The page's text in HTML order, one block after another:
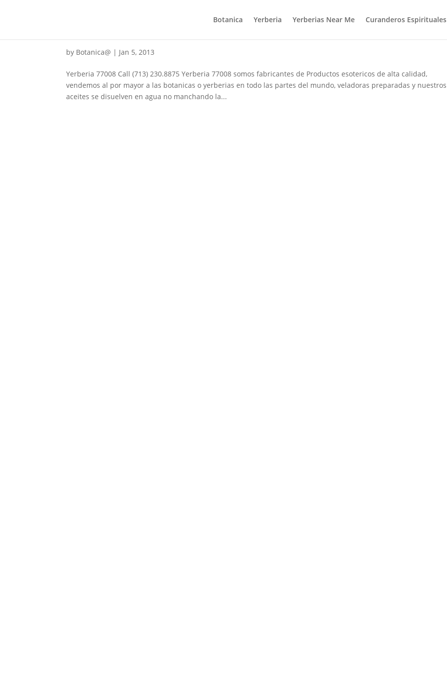
Botanica Yerberia Yerberias Near Me Curanderos Espirituales
Yerberia 77008
by Botanica@ | Jan 5, 2013
Yerberia 77008 Call (713) 230.8875 Yerberia 77008 somos fabricantes de Productos esotericos de alta calidad,
vendemos al por mayor a las botanicas o yerberias en todo las partes del mundo, veladoras preparadas y nuestros
aceites se disuelven en agua no manchando la...